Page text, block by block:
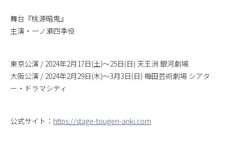
舞台『桃源暗鬼』
主演・一ノ瀬四季役
東京公演 / 2024年2月17日(土)～25日(日) 天王洲 銀河劇場
大阪公演 / 2024年2月29日(木)～3月3日(日) 梅田芸術劇場 シアタ
ー・ドラマシティ
公式サイト： https://stage-tougen-anki.com